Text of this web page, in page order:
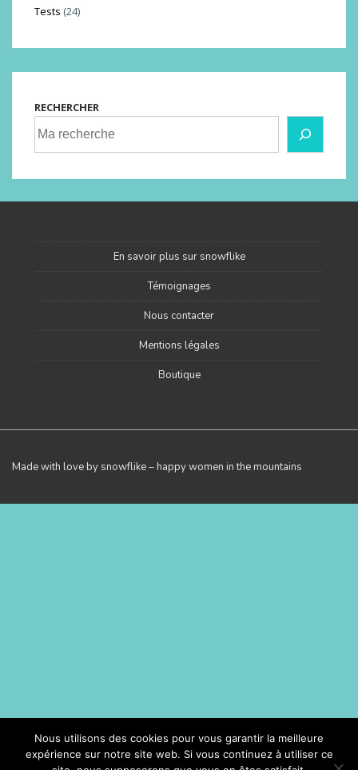
Tests (24)
RECHERCHER
En savoir plus sur snowflike
Témoignages
Nous contacter
Mentions légales
Boutique
Made with love by snowflike – happy women in the mountains
Nous utilisons des cookies pour vous garantir la meilleure
expérience sur notre site web. Si vous continuez à utiliser ce